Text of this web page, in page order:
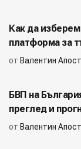
Как да
платформа за
от Валентин
БВП на
преглед и
от Валентин